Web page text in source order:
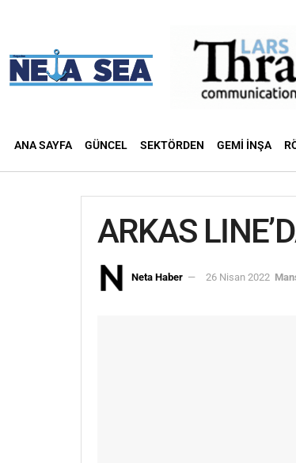
ANA SAYFA GÜNCEL SEKTÖRDEN GEMI İNŞA
ARKAS
Neta Haber 26 Nisan 2022